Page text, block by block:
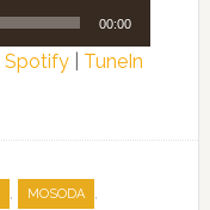
00:00
Spotify| TuneIn
, MOSODA ,